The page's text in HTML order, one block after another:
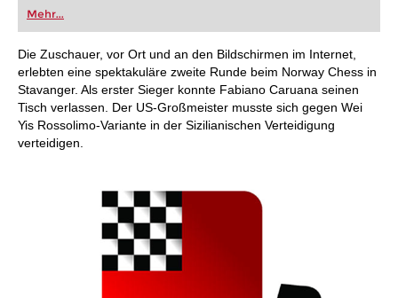
oder bereits auf Turnierniveau spielen: Mit
FRITZ trainieren Sie effizienter, intelligenter und
individueller als je zuvor.
Mehr...
Die Zuschauer, vor Ort und an den Bildschirmen im Internet,
erlebten eine spektakuläre zweite Runde beim Norway Chess in
Stavanger. Als erster Sieger konnte Fabiano Caruana seinen
Tisch verlassen. Der US-Großmeister musste sich gegen Wei
Yis Rossolimo-Variante in der Sizilianischen Verteidigung
verteidigen.